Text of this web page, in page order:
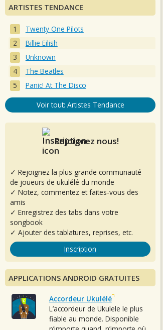
ARTISTES TENDANCE
Twenty One Pilots
Billie Eilish
Unknown
The Beatles
Panic! At The Disco
Voir tout: Artistes Tendance
Rejoignez nous!
✓ Rejoignez la plus grande communauté
de joueurs de ukulélé du monde
✓ Notez, commentez et faites-vous des
amis
✓ Enregistrez des tabs dans votre
songbook
✓ Ajouter des tablatures, reprises, etc.
Inscription
APPLICATIONS ANDROID GRATUITES
Accordeur Ukulélé
L’accordeur de Ukulele le plus
fiable au monde. Disponible